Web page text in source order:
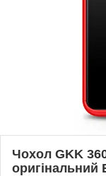
Чохол GKK
оригінальний